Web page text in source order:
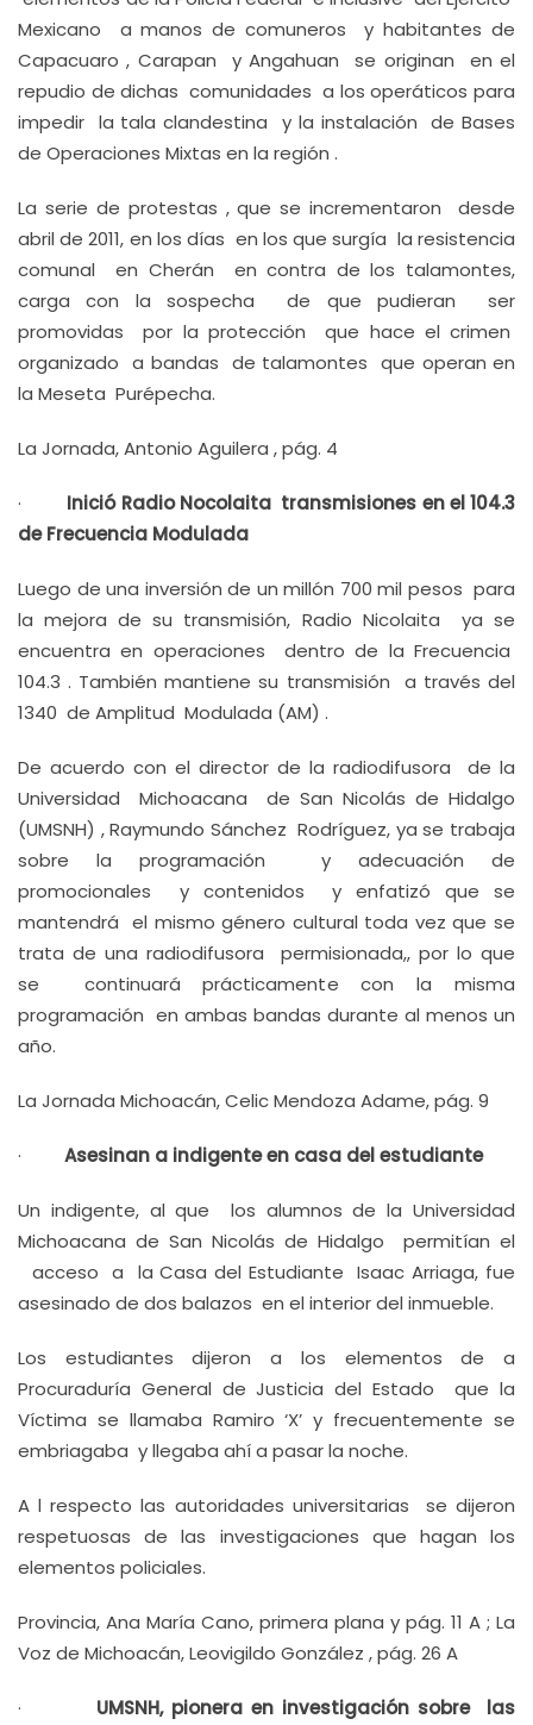
Mexicano a manos de comuneros y habitantes de
Capacuaro , Carapan y Angahuan se originan en el
repudio de dichas comunidades a los operáticos para
impedir la tala clandestina y la instalación de Bases
de Operaciones Mixtas en la región .
La serie de protestas , que se incrementaron desde
abril de 2011, en los días en los que surgía la resistencia
comunal en Cherán en contra de los talamontes,
carga con la sospecha de que pudieran ser
promovidas por la protección que hace el crimen
organizado a bandas de talamontes que operan en
la Meseta Purépecha.
La Jornada, Antonio Aguilera , pág. 4
· Inició Radio Nocolaita transmisiones en el 104.3
de Frecuencia Modulada
Luego de una inversión de un millón 700 mil pesos para
la mejora de su transmisión, Radio Nicolaita ya se
encuentra en operaciones dentro de la Frecuencia
104.3 . También mantiene su transmisión a través del
1340 de Amplitud Modulada (AM) .
De acuerdo con el director de la radiodifusora de la
Universidad Michoacana de San Nicolás de Hidalgo
(UMSNH) , Raymundo Sánchez Rodríguez, ya se trabaja
sobre la programación y adecuación de
promocionales y contenidos y enfatizó que se
mantendrá el mismo género cultural toda vez que se
trata de una radiodifusora permisionada,, por lo que
se continuará prácticamente con la misma
programación en ambas bandas durante al menos un
año.
La Jornada Michoacán, Celic Mendoza Adame, pág. 9
· Asesinan a indigente en casa del estudiante
Un indigente, al que los alumnos de la Universidad
Michoacana de San Nicolás de Hidalgo permitían el
acceso a la Casa del Estudiante Isaac Arriaga, fue
asesinado de dos balazos en el interior del inmueble.
Los estudiantes dijeron a los elementos de a
Procuraduría General de Justicia del Estado que la
Víctima se llamaba Ramiro ‘X’ y frecuentemente se
embriagaba y llegaba ahí a pasar la noche.
A l respecto las autoridades universitarias se dijeron
respetuosas de las investigaciones que hagan los
elementos policiales.
Provincia, Ana María Cano, primera plana y pág. 11 A ; La
Voz de Michoacán, Leovigildo González , pág. 26 A
· UMSNH, pionera en investigación sobre las